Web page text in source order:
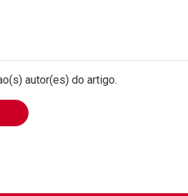
autor(es) do artigo.